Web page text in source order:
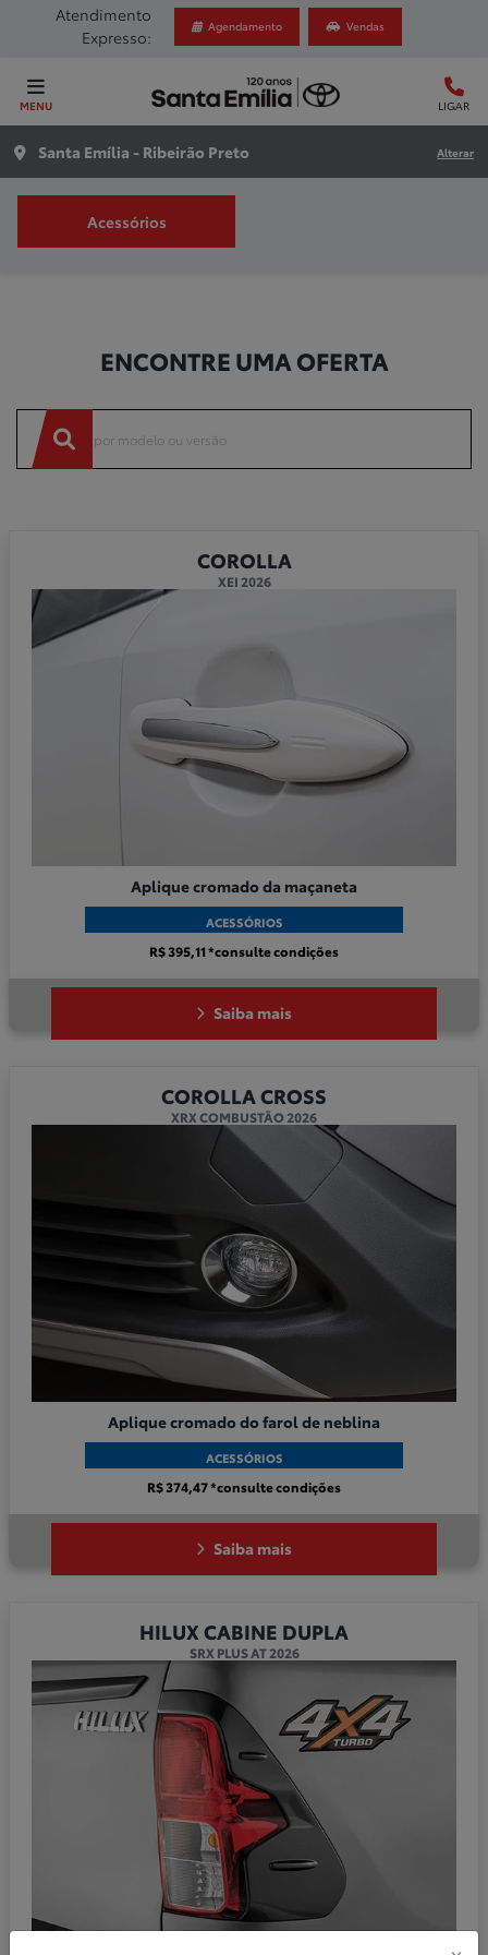
Atendimento
Expresso:
Agendamento Vendas
MENU LIGAR
Santa Emília - Ribeirão Preto Alterar
Acessórios
ENCONTRE UMA OFERTA
COROLLA
XEI 2026
Aplique cromado da maçaneta
ACESSÓRIOS
R$ 395,11 *consulte condições
Saiba mais
COROLLA CROSS
XRX COMBUSTÃO 2026
Aplique cromado do farol de neblina
ACESSÓRIOS
R$ 374,47 *consulte condições
Saiba mais
HILUX CABINE DUPLA
SRX PLUS AT 2026